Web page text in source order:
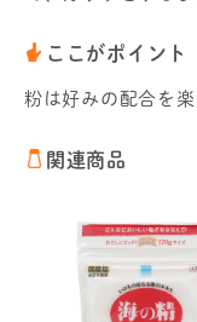
ここがポイント
粉は好みの配合を楽
関連商品